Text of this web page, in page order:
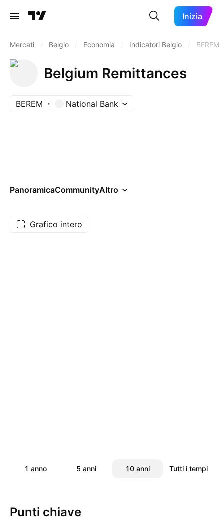
Inizia
Mercati Belgio Economia Indicatori Belgio BEREM
Belgium Remittances
BEREM National Bank
PanoramicaCommunityAltro
Grafico intero
1 anno 5 anni 10 anni Tutti i tempi
Punti chiave